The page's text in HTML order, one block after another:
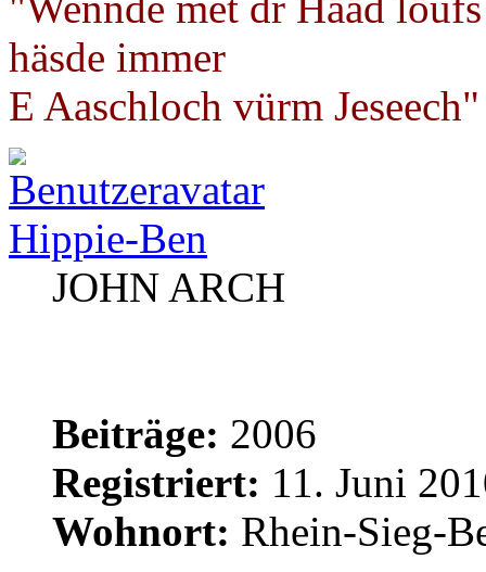
häsde immer
E Aaschloch vürm Jeseech"
Hippie-Ben
JOHN ARCH
Beiträge: 2006
Registriert: 11. Juni
Wohnort: Rhein-Sieg-